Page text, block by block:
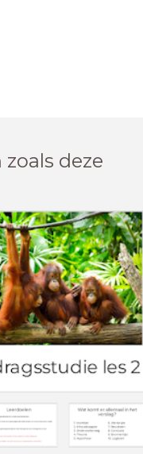
zoals deze